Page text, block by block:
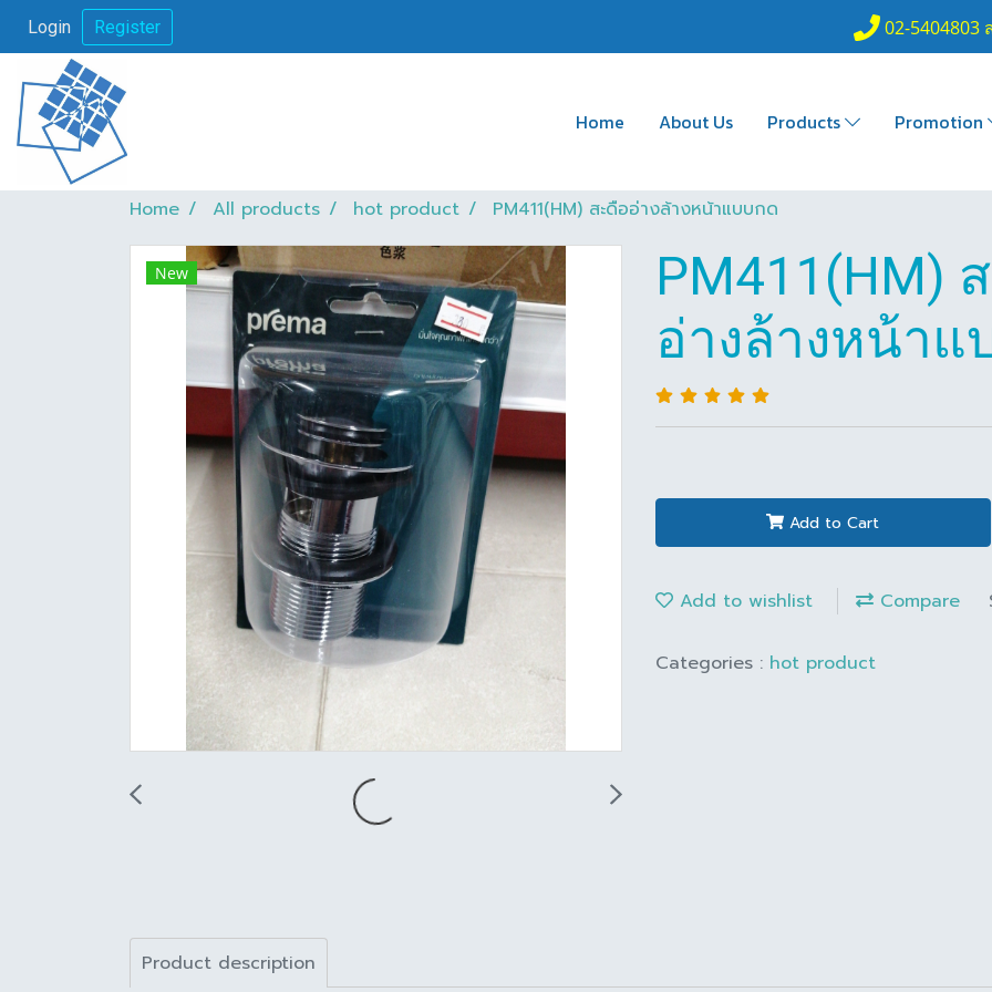
Login Register 02-5404803
Home About Us Products Promotion
Home All products hot product PM411(HM) สะดืออ่างล้างหน้าแบบกด
New
PM411(HM)
อ่างล้างหน้าแ
Add to Cart
Add to wishlist Compare
Categories : hot product
Product description